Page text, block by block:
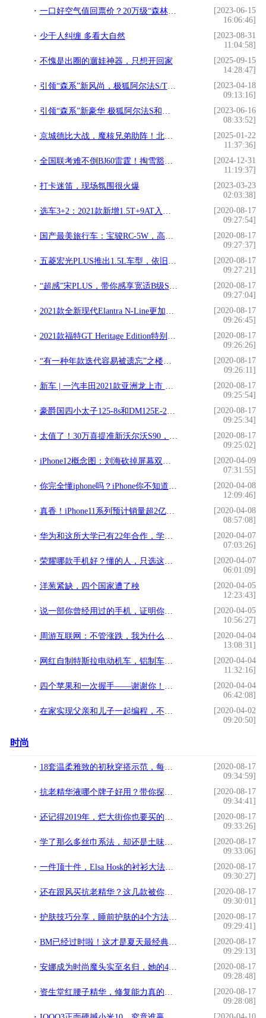
一口好空气值回票价？20万级“森林座舱”消除中年焦虑
[2023-06-15
16:06:46]
少于人纠缠 多看大自然
[2023-08-31
11:04:58]
不愧是出圈的遛娃神器，只想开回家
[2025-09-15
14:28:47]
引领“森系”新风尚，极狐阿尔法S/T森林版亮相
[2023-04-18
09:13:16]
引领“森系”新豪华 极狐阿尔法S和阿尔法T森林版上市
[2023-06-16
08:33:52]
京城德比大战，魔核兄弟助阵！北汽男篮北京汽车品牌之夜高端宠粉！
[2025-01-22
11:37:36]
全国联考难不倒BJ60雷霆！掏雪豁沙战陡坡，猛字当头！
[2024-12-31
11:19:37]
打卡迷笛，现场氛围很火爆
[2023-03-23
02:03:38]
选车3+2：2021款新增1.5T+9AT入门车型，别克君越优缺点解析
[2020-08-17
09:27:54]
国产最美旅行车：宝骏RC-5W，高颜值、大空间，7万起，极具性价比
[2020-08-17
09:27:37]
五菱宏光PLUS推出1.5L车型，依旧是大空间、高颜值，才5万多起
[2020-08-17
09:27:21]
“超感”宋PLUS，带你感享宽适B级SUV
[2020-08-17
09:27:04]
2021款全新现代Elantra N-Line更加前卫 12月上市 太帅了我已心动
[2020-08-17
09:26:45]
2021款福特GT Heritage Edition特别版推出
[2020-08-17
09:26:26]
“有一种年款迭代容易被遗忘”之楼兰系列
[2020-08-17
09:26:11]
新车 | 一汽丰田2021款亚洲龙上市 售19.98-28.98万元/增2款车型
[2020-08-17
09:25:54]
豪爵国四小太子125-8s和DM125E-23A，是同款发动机吗？
[2020-08-17
09:25:34]
太值了！30万喜提准新沃尔沃S90，一下比新车省了大几万
[2020-08-17
09:25:02]
iPhone12概念图：刘海砍掉屏幕双开孔，后置镜头变了机身个性定制
[2020-04-09
07:31:55]
你完全懂iphone吗？iPhone你不知道的两个知识
[2020-04-08
12:09:46]
真香！iPhone11系列预计销量超2亿，将是华为Mate30的10倍
[2020-04-08
08:57:08]
华为和这所大学已有22年合作，学校综合实力强，毕业生质量高
[2020-04-07
07:03:26]
荣耀哪款手机好？懂的人，只选这几款！拍照、游戏全面碾压同价位
[2020-04-07
06:01:09]
洋葱紧缺，四个国家遭了秧
[2020-04-05
12:23:43]
说一部你曾经用过的手机，证明你已不再年轻，是哪一部？
[2020-04-05
10:56:27]
周游互联网：不管涨跌，我为什么坚定看好有赞是十倍潜力股
[2020-04-04
13:08:31]
网红自制特斯拉电动机车，铝制车身不怕砸，帅到惊动警察
[2020-04-04
11:32:16]
四个苹果和一次握手——谢谢你！来自辽宁的医护
[2020-04-04
06:42:08]
在家实现父亲和儿子一起编程，不需要安装任何编程软件
[2020-04-02
09:20:50]
时尚
18套温柔雅致的初秋穿搭示范，每天遇见最美丽的自己
[2020-08-17
09:34:59]
抗老精华液哪个牌子好用？带你探索超长待"肌"的无限可能
[2020-08-17
09:34:41]
还记得2019年，烂大街你也要买的鞋子包包吗...
[2020-08-17
09:33:26]
学了那么多丝巾系法，却还是土味满满？你可能是忽略了这几点
[2020-08-17
09:33:06]
一件顶十件，Elsa Hosk的衬衫大法也太能打了
[2020-08-17
09:30:27]
还在跟风买抗老精华？这几款被你忽略的产品，才最值得入
[2020-08-17
09:30:01]
护肤技巧分享，睡前护肤的4个方法，坚持做让肌肤更紧致
[2020-08-17
09:29:41]
BM已经过时啦！这才是夏天最经典的穿搭
[2020-08-17
09:29:13]
安娜成为时尚魔头实至名归，她的4款搭配风格，20年后依然时髦
[2020-08-17
09:28:48]
资生堂红腰子精华，修复能力真的很强，皮肤也变得弹润
[2020-08-17
09:28:08]